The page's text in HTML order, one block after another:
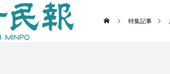
特集記事